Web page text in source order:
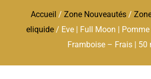
Accueil / Zone Nouveautés/
eliquide/ Eve | Full Moon |
Framboise – Frais | 50